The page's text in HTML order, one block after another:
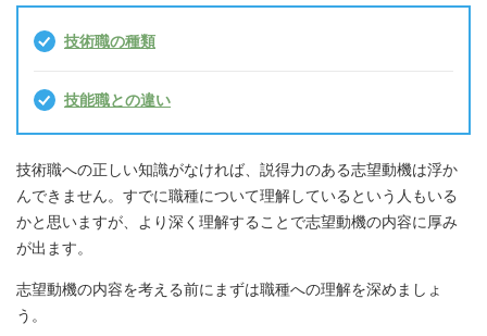
技術職の種類
技能職との違い
技術職への正しい知識がなければ、説得力のある志望動機は浮か
んできません。すでに職種について理解しているという人もいる
かと思いますが、より深く理解することで志望動機の内容に厚み
が出ます。
志望動機の内容を考える前にまずは職種への理解を深めましょ
う。